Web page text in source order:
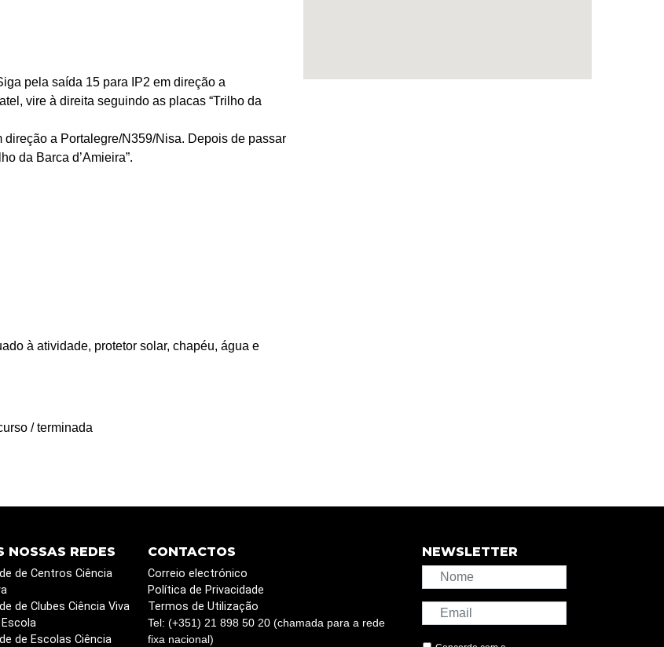
pela saída 15 para IP2 em direção a
vire à direita seguindo as placas “Trilho da
a Portalegre/N359/Nisa. Depois de passar
da Barca d’Amieira”.
à atividade, protetor solar, chapéu, água e
/ terminada
NOSSAS REDES
de Centros Ciência
de Clubes Ciência Viva
de Escolas Ciência
CONTACTOS
Correio electrónico
Política de Privacidade
Termos de Utilização
Tel: (+351) 21 898 50 20 (chamada para a rede
fixa nacional)
NEWSLETTER